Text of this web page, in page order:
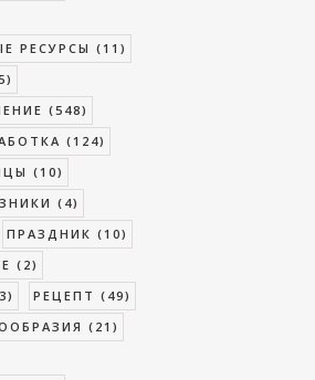
РЕСУРСЫ (11)
(548)
(124)
(10)
(4)
ПРАЗДНИК (10)
(2)
РЕЦЕПТ (49)
(21)